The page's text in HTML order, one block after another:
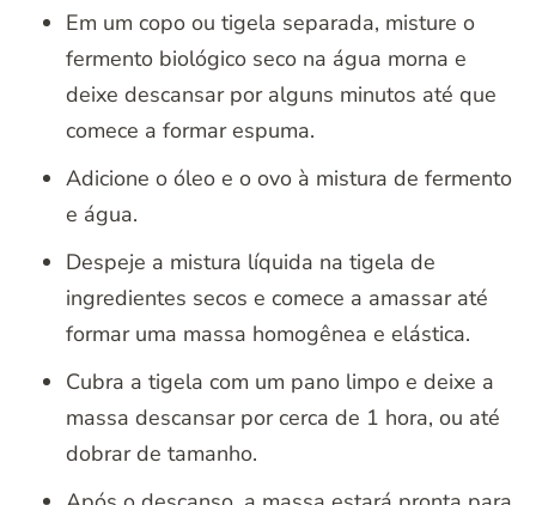
Em um copo ou tigela separada, misture o
fermento biológico seco na água morna e
deixe descansar por alguns minutos até que
comece a formar espuma.
Adicione o óleo e o ovo à mistura de fermento
e água.
Despeje a mistura líquida na tigela de
ingredientes secos e comece a amassar até
formar uma massa homogênea e elástica.
Cubra a tigela com um pano limpo e deixe a
massa descansar por cerca de 1 hora, ou até
dobrar de tamanho.